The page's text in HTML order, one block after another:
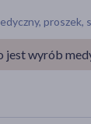
proszek,
jest wyrób